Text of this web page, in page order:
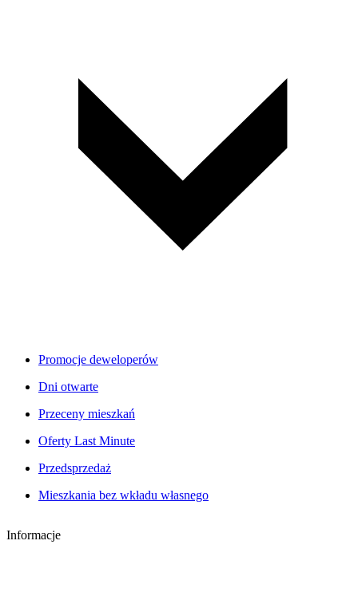
Promocje deweloperów
Dni otwarte
Przeceny mieszkań
Oferty Last Minute
Przedsprzedaż
Mieszkania bez wkładu własnego
Informacje